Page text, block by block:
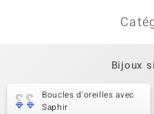
Bijoux
Boucles d'oreilles avec
Saphir